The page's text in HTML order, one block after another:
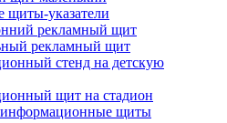
щиты-указатели
рекламный щит
рекламный щит
стенд на детскую
щит на стадион
щиты